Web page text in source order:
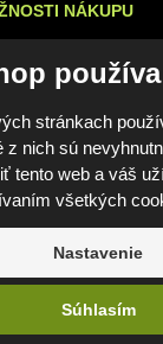
stránkach
z nich sú
tento web a váš
všetkých
Nastavenie
Súhlasím
NÁKUPU
© 2026, FOMEI
Mapa
Nastavenia
pomocou
ochrany
e
R